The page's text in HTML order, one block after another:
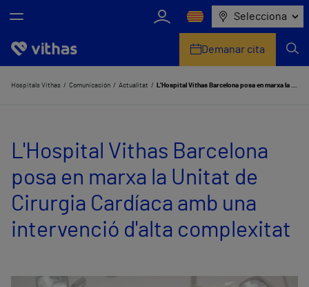
Selecciona
Nosaltres
Serveis de salut
Equip mèdic i assistencial
Informació útil
Demanar cita
Hospitals Vithas Comunicación Actualitat L'Hospital Vithas Barcelona posa en marxa la Unitat de Cirurgia Cardíaca amb una intervenció d'alta complexitat
L'Hospital Vithas Barcelona
posa en marxa la Unitat de
Cirurgia Cardíaca amb una
intervenció d'alta complexitat